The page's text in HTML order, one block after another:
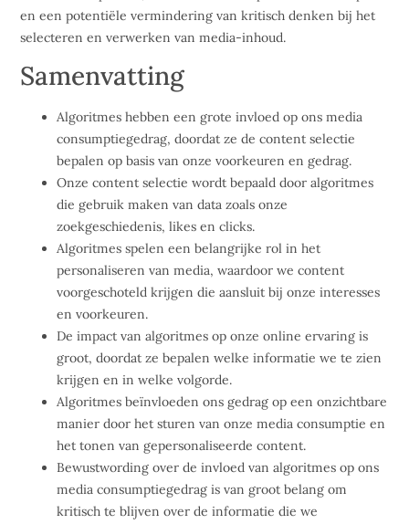
en een potentiële vermindering van kritisch denken bij het
selecteren en verwerken van media-inhoud.
Samenvatting
Algoritmes hebben een grote invloed op ons media
consumptiegedrag, doordat ze de content selectie
bepalen op basis van onze voorkeuren en gedrag.
Onze content selectie wordt bepaald door algoritmes
die gebruik maken van data zoals onze
zoekgeschiedenis, likes en clicks.
Algoritmes spelen een belangrijke rol in het
personaliseren van media, waardoor we content
voorgeschoteld krijgen die aansluit bij onze interesses
en voorkeuren.
De impact van algoritmes op onze online ervaring is
groot, doordat ze bepalen welke informatie we te zien
krijgen en in welke volgorde.
Algoritmes beïnvloeden ons gedrag op een onzichtbare
manier door het sturen van onze media consumptie en
het tonen van gepersonaliseerde content.
Bewustwording over de invloed van algoritmes op ons
media consumptiegedrag is van groot belang om
kritisch te blijven over de informatie die we